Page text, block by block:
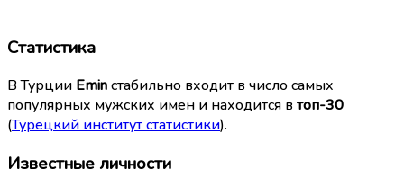
Статистика
В Турции Eminстабильно входит в число самых
популярных мужских имен и находится втоп-30
(Турецкий институт статистики).
Известные личности